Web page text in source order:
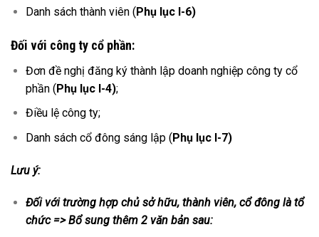
Danh sách thành viên (Phụ lục I-6)
Đối với công ty cổ phần:
Đơn đề nghị đăng ký thành lập doanh nghiệp công ty cổ
phần (Phụ lục I-4);
Điều lệ công ty;
Danh sách cổ đông sáng lập (Phụ lục I-7)
Lưu ý:
Đối với trường hợp chủ sở hữu, thành viên, cổ đông là tổ
chức => Bổ sung thêm 2 văn bản sau: